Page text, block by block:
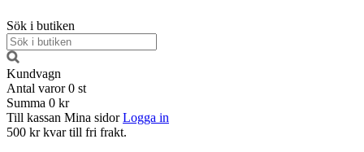
Sök i butiken
Kundvagn
Antal varor 0 st
Summa 0 kr
Till kassan Mina sidor Logga in
500 kr kvar till fri frakt.